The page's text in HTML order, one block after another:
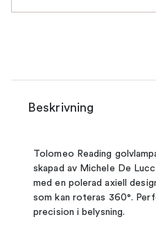
Beskrivning
Tolomeo Reading
skapad av Michele De
med en polerad axiell
som kan roteras 360°.
precision i belysning.